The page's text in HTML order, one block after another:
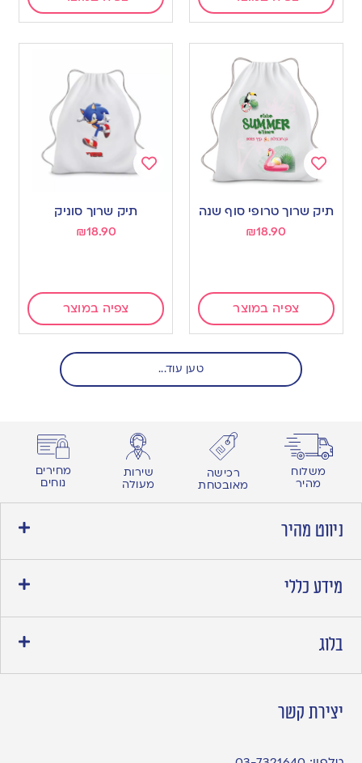
Add
to
wishlist
תיק שרוך טרופי סוף שנה
₪18.90
צפיה במוצר
wishlist
תיק שרוך סוניק
₪18.90
צפיה במוצר
טען עוד...
משלוח
מהיר
רכישה
מאובטחת
שירות
מעולה
מחירים
נוחים
ניווט מהיר
מידע כללי
בלוג
יצירת קשר